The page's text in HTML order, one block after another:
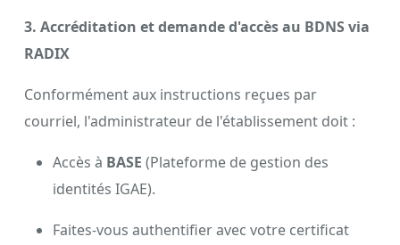
3. Accréditation et demande d'accès au BDNS via
RADIX
Conformément aux instructions reçues par
courriel, l'administrateur de l'établissement doit :
Accès à BASE (Plateforme de gestion des
identités IGAE).
Faites-vous authentifier avec votre certificat